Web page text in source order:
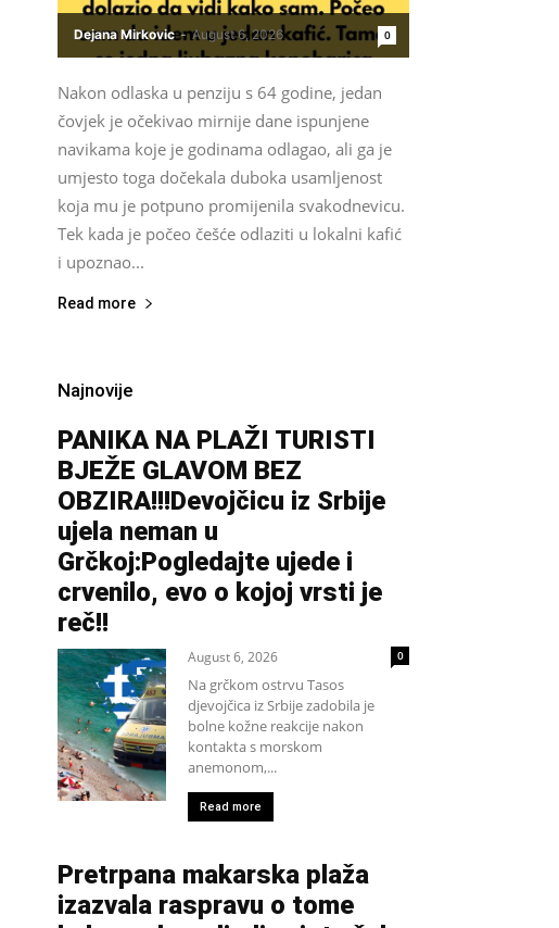
Dejana Mirkovic - August 6, 2026 0
Nakon odlaska u penziju s 64 godine, jedan
čovjek je očekivao mirnije dane ispunjene
navikama koje je godinama odlagao, ali ga je
umjesto toga dočekala duboka usamljenost
koja mu je potpuno promijenila svakodnevicu.
Tek kada je počeo češće odlaziti u lokalni kafić
i upoznao...
Read more
Najnovije
PANIKA NA PLAŽI TURISTI
BJEŽE GLAVOM BEZ
OBZIRA!!!Devojčicu iz Srbije
ujela neman u
Grčkoj:Pogledajte ujede i
crvenilo, evo o kojoj vrsti je
reč!!
August 6, 2026 0
Na grčkom ostrvu Tasos
djevojčica iz Srbije zadobila je
bolne kožne reakcije nakon
kontakta s morskom
anemonom,...
Read more
Pretrpana makarska plaža
izazvala raspravu o tome